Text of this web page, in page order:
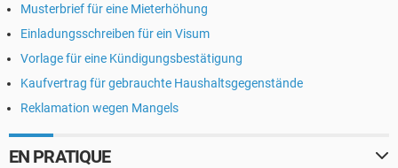
Musterbrief für eine Mieterhöhung
Einladungsschreiben für ein Visum
Vorlage für eine Kündigungsbestätigung
Kaufvertrag für gebrauchte Haushaltsgegenstände
Reklamation wegen Mangels
EN PRATIQUE